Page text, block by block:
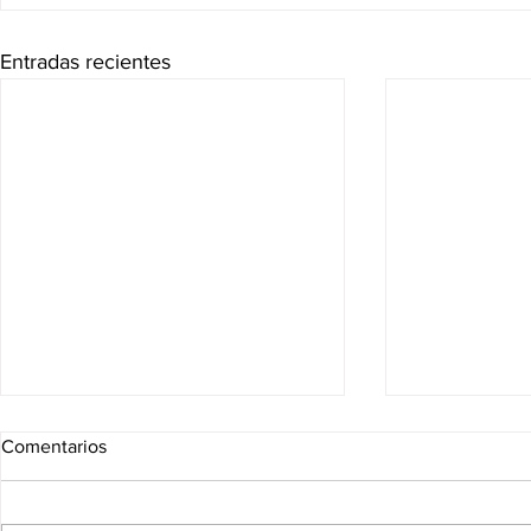
Entradas recientes
Comentarios